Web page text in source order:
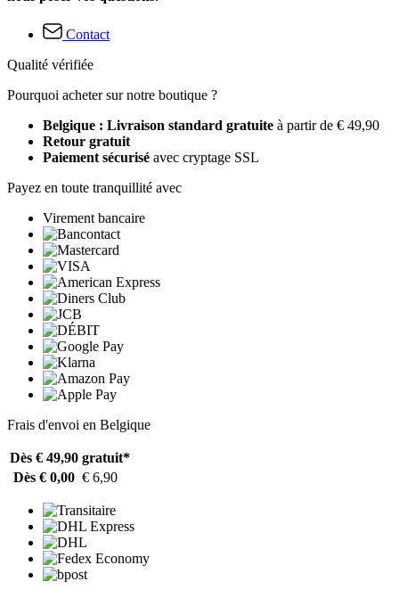
Contact
Qualité vérifiée
Pourquoi acheter sur notre boutique ?
Belgique : Livraison standard gratuite à partir de € 49,90
Retour gratuit
Paiement sécurisé avec cryptage SSL
Payez en toute tranquillité avec
Virement bancaire
Frais d'envoi en Belgique
Dès € 49,90 gratuit*
Dès € 0,00 € 6,90